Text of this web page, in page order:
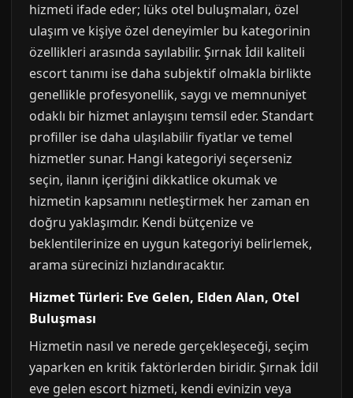
hizmeti ifade eder; lüks otel buluşmaları, özel
ulaşım ve kişiye özel deneyimler bu kategorinin
özellikleri arasında sayılabilir. Şırnak İdil kaliteli
escort tanımı ise daha subjektif olmakla birlikte
genellikle profesyonellik, saygı ve memnuniyet
odaklı bir hizmet anlayışını temsil eder. Standart
profiller ise daha ulaşılabilir fiyatlar ve temel
hizmetler sunar. Hangi kategoriyi seçerseniz
seçin, ilanın içeriğini dikkatlice okumak ve
hizmetin kapsamını netleştirmek her zaman en
doğru yaklaşımdır. Kendi bütçenize ve
beklentilerinize en uygun kategoriyi belirlemek,
arama sürecinizi hızlandıracaktır.
Hizmet Türleri: Eve Gelen, Elden Alan, Otel
Buluşması
Hizmetin nasıl ve nerede gerçekleşeceği, seçim
yaparken en kritik faktörlerden biridir. Şırnak İdil
eve gelen escort hizmeti, kendi evinizin veya